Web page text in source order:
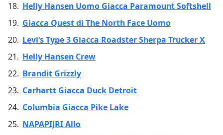
Helly Hansen Uomo Giacca Paramount Softshell
Giacca Quest di The North Face Uomo
Levi’s Type 3 Giacca Roadster Sherpa Trucker X
Helly Hansen Crew
Brandit Grizzly
Carhartt Giacca Duck Detroit
Columbia Giacca Pike Lake
NAPAPIJRI Allo